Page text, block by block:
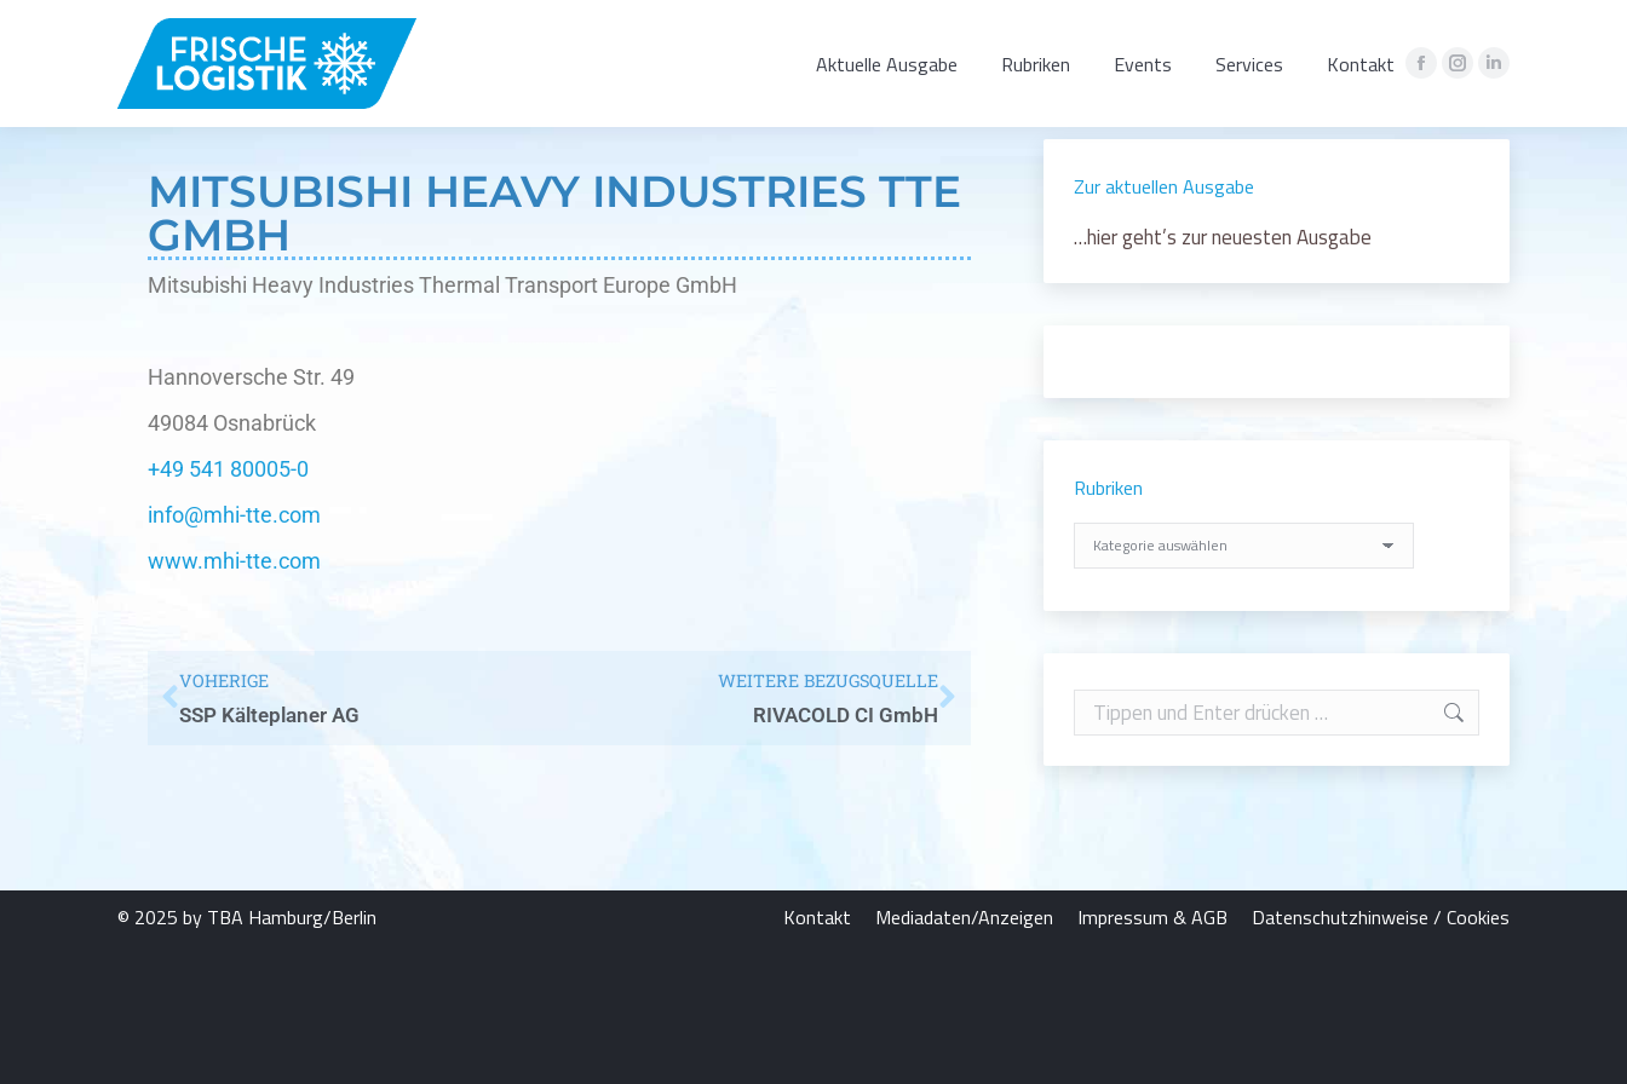
Aktuelle Ausgabe Rubriken Events Services Kontakt
MITSUBISHI HEAVY INDUSTRIES TTE
GMBH
Mitsubishi Heavy Industries Thermal Transport Europe GmbH
Hannoversche Str. 49
49084 Osnabrück
+49 541 80005-0
info@mhi-tte.com
www.mhi-tte.com
VOHERIGE
SSP Kälteplaner AG
WEITERE BEZUGSQUELLE
RIVACOLD CI GmbH
Zur aktuellen Ausgabe
…hier geht’s zur neuesten Ausgabe
Rubriken
© 2025 by TBA Hamburg/Berlin Kontakt Mediadaten/Anzeigen Impressum & AGB Datenschutzhinweise / Cookies